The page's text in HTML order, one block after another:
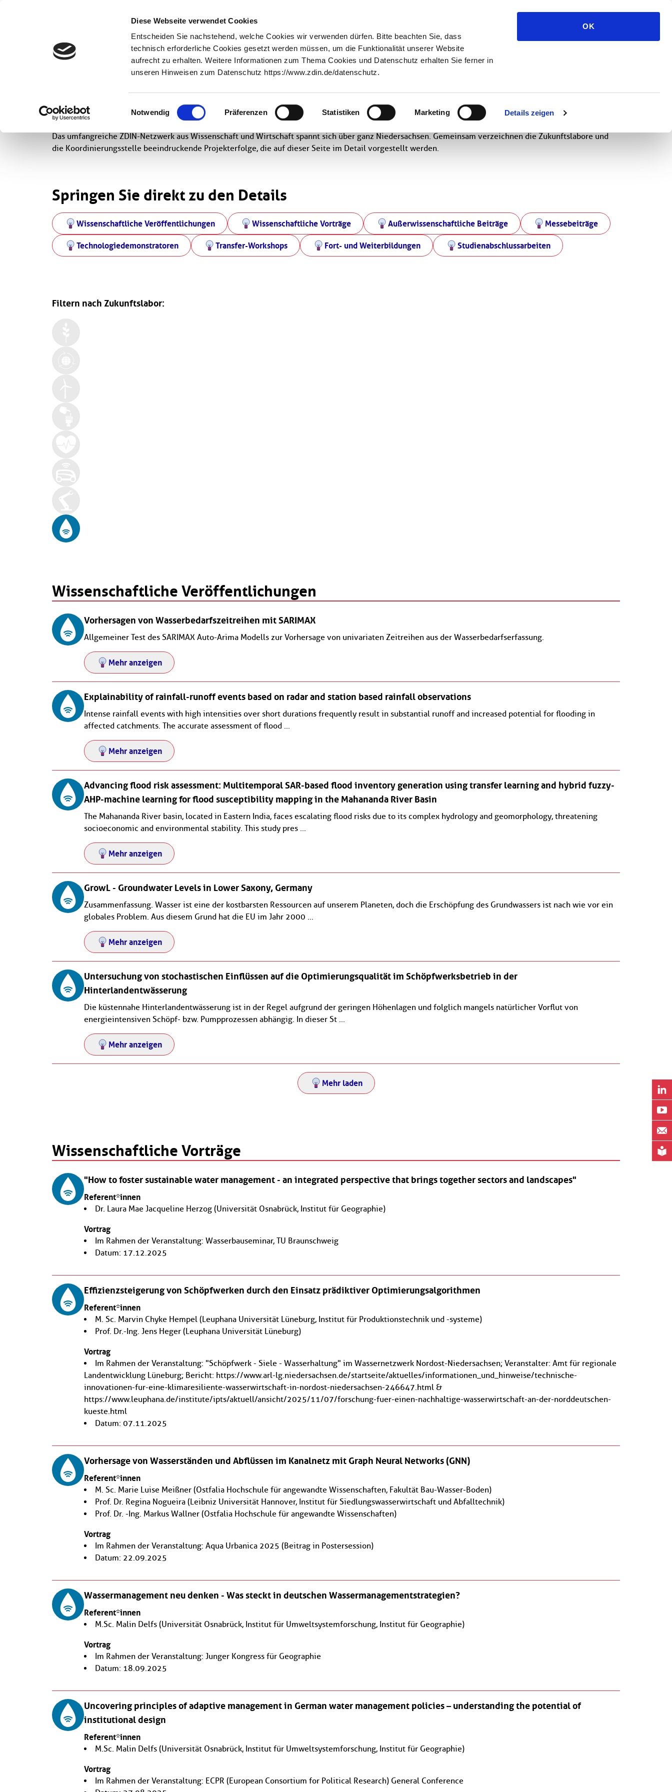
Diese Webseite verwendet Cookies
Entscheiden Sie nachstehend, welche Cookies wir verwenden dürfen. Bitte beachten Sie, dass
technisch erforderliche Cookies gesetzt werden müssen, um die Funktionalität unserer Website
aufrecht zu erhalten. Weitere Informationen zum Thema Cookies und Datenschutz erhalten Sie ferner in
unseren Hinweisen zum Datenschutz https://www.zdin.de/datenschutz.
Einwilligungsauswahl
Notwendig Präferenzen Statistiken Marketing Details zeigen
OK
Wissenschaft
ZDIN-Zahlen im Detail
ZDIN-Zahlen im Detail
Das umfangreiche ZDIN-Netzwerk aus Wissenschaft und Wirt­schaft spannt sich über ganz Niedersachsen. Gemeinsam verzeichnen die Zukunftslabore und
die Koordinierungsstelle beeindruckende Projekterfolge, die auf dieser Seite im Detail vorgestellt werden.
Springen Sie direkt zu den Details
Wissenschaftliche Veröffentlichungen Wissenschaftliche Vorträge Außerwissenschaftliche Beiträge Messebeiträge
Technologiedemonstratoren Transfer-Workshops Fort- und Weiterbildungen Studienabschlussarbeiten
Filtern nach Zukunftslabor:
Wissenschaftliche Veröffentlichungen
Vorhersagen von Wasserbedarfszeitreihen mit SARIMAX
Allgemeiner Test des SARIMAX Auto-Arima Modells zur Vorhersage von univariaten Zeitreihen aus der Wasserbedarfserfassung.
Mehr anzeigen
Explainability of rainfall-runoff events based on radar and station based rainfall observations
Intense rainfall events with high intensities over short durations frequently result in substantial runoff and increased potential for flooding in
affected catchments. The accurate assessment of flood ...
Mehr anzeigen
Advancing flood risk assessment: Multitemporal SAR-based flood inventory generation using transfer learning and hybrid fuzzy-
AHP-machine learning for flood susceptibility mapping in the Mahananda River Basin
The Mahananda River basin, located in Eastern India, faces escalating flood risks due to its complex hydrology and geomorphology, threatening
socioeconomic and environmental stability. This study pres ...
Mehr anzeigen
GrowL - Groundwater Levels in Lower Saxony, Germany
Zusammenfassung. Wasser ist eine der kostbarsten Ressourcen auf unserem Planeten, doch die Erschöpfung des Grundwassers ist nach wie vor ein
globales Problem. Aus diesem Grund hat die EU im Jahr 2000 ...
Mehr anzeigen
Untersuchung von stochastischen Einflüssen auf die Optimierungsqualität im Schöpfwerksbetrieb in der
Hinterlandentwässerung
Die küstennahe Hinterlandentwässerung ist in der Regel aufgrund der geringen Höhenlagen und folglich mangels natürlicher Vorflut von
energieintensiven Schöpf- bzw. Pumpprozessen abhängig. In dieser St ...
Mehr anzeigen
Mehr laden
Wissenschaftliche Vorträge
"How to foster sustainable water management - an integrated perspective that brings together sectors and landscapes"
Referent*innen
Dr. Laura Mae Jacqueline Herzog (Universität Osnabrück, Institut für Geographie)
Vortrag
Im Rahmen der Veranstaltung: Wasserbauseminar, TU Braunschweig
Datum: 17.12.2025
Effizienzsteigerung von Schöpfwerken durch den Einsatz prädiktiver Optimierungsalgorithmen
Referent*innen
M. Sc. Marvin Chyke Hempel (Leuphana Universität Lüneburg, Institut für Produktionstechnik und -systeme)
Prof. Dr.-Ing. Jens Heger (Leuphana Universität Lüneburg)
Vortrag
Im Rahmen der Veranstaltung: "Schöpfwerk - Siele - Wasserhaltung" im Wassernetzwerk Nordost-Niedersachsen; Veranstalter: Amt für regionale
Landentwicklung Lüneburg; Bericht: https://www.arl-lg.niedersachsen.de/startseite/aktuelles/informationen_und_hinweise/technische-
innovationen-fur-eine-klimaresiliente-wasserwirtschaft-in-nordost-niedersachsen-246647.html &
https://www.leuphana.de/institute/ipts/aktuell/ansicht/2025/11/07/forschung-fuer-einen-nachhaltige-wasserwirtschaft-an-der-norddeutschen-
kueste.html
Datum: 07.11.2025
Vorhersage von Wasserständen und Abflüssen im Kanalnetz mit Graph Neural Networks (GNN)
Referent*innen
M. Sc. Marie Luise Meißner (Ostfalia Hochschule für angewandte Wissenschaften, Fakultät Bau-Wasser-Boden)
Prof. Dr. Regina Nogueira (Leibniz Universität Hannover, Institut für Siedlungswasserwirtschaft und Abfalltechnik)
Prof. Dr. -Ing. Markus Wallner (Ostfalia Hochschule für angewandte Wissenschaften)
Vortrag
Im Rahmen der Veranstaltung: Aqua Urbanica 2025 (Beitrag in Postersession)
Datum: 22.09.2025
Wassermanagement neu denken - Was steckt in deutschen Wassermanagementstrategien?
Referent*innen
M.Sc. Malin Delfs (Universität Osnabrück, Institut für Umweltsystemforschung, Institut für Geographie)
Vortrag
Im Rahmen der Veranstaltung: Junger Kongress für Geographie
Datum: 18.09.2025
Uncovering principles of adaptive management in German water management policies – understanding the potential of
institutional design
Referent*innen
M.Sc. Malin Delfs (Universität Osnabrück, Institut für Umweltsystemforschung, Institut für Geographie)
Vortrag
Im Rahmen der Veranstaltung: ECPR (European Consortium for Political Research) General Conference
Newsletter abonnieren
Datenschutzrechte informieren.*
* Pflichtfelder Abonnieren